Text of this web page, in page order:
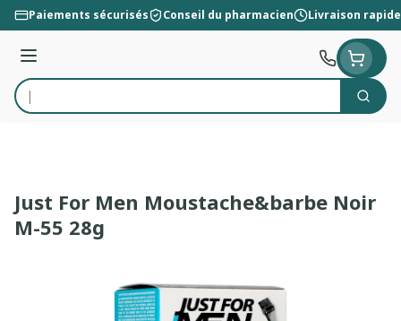
Aller au contenu
Paiements sécurisés Conseil du pharmacien Livraison rapide
Menu
Rechercher
Just For Men Moustache&barbe Noir
M-55 28g